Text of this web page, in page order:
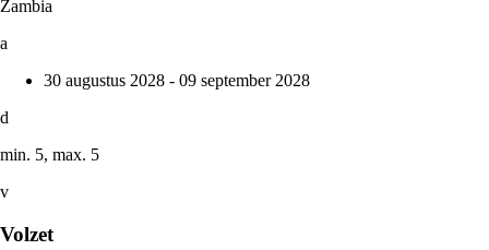
Zambia
a
30 augustus 2028 - 09 september 2028
d
min. 5, max. 5
v
Volzet